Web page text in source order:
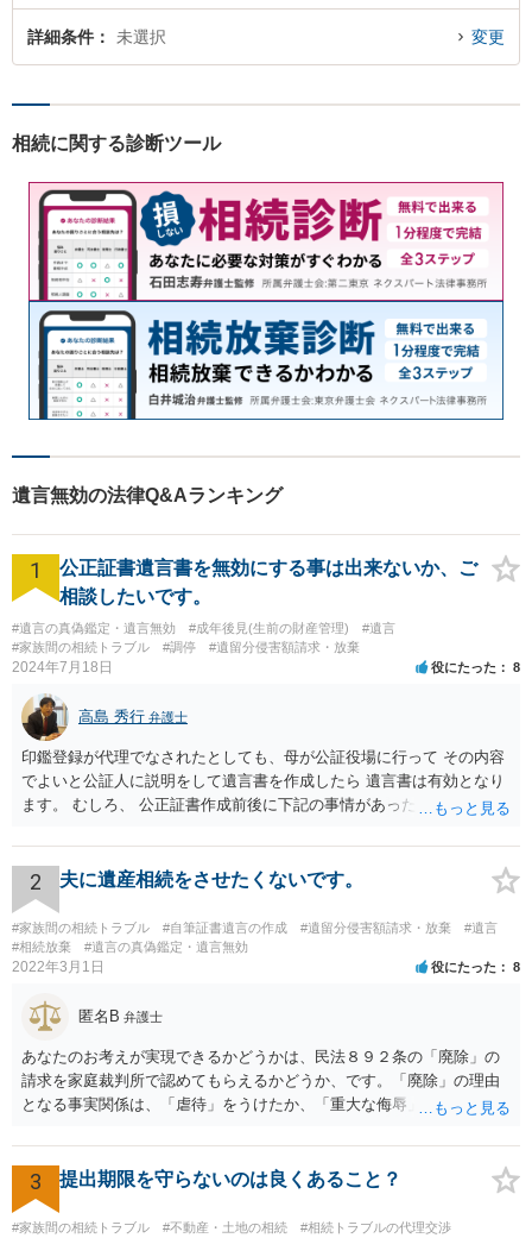
詳細条件 未選択 変更
相続に関する診断ツール
遺言無効の法律Q&Aランキング
1
公正証書遺言書を無効にする事は出来ないか、ご
相談したいです。
#遺言の真偽鑑定・遺言無効 #成年後見(生前の財産管理)
#遺言
#家族間の相続トラブル
#調停 #遺留分侵害額請求・放棄
2024年7月18日 役にたった 8
高島 秀行 弁護士
印鑑登録が代理でなされたとしても、母が公証役場に行って その内容
でよいと公証人に説明をして遺言書を作成したら 遺言書は有効となり
ます。 むしろ、 公正証書作成前後に下記の事情があったことが証明で
月に携帯が新しくなった母からの第一声は「ここにいたら殺される」
「面会に来てくれ」で、長男に聞くと「面会は出来ない。俺は携帯電
話の使い方を教える為に会っている」「母の話は聞かなくて良い」と
電話が切れました。その後の電話でも「食事に毒が入っている」「体
にチップが埋められている」等、おかしかったです。 当時の診療記
録、介護認定の資料、介護記録を取得して 弁護士に面談で相談された
2 夫に遺産相続をさせたくないです。
#家族間の相続トラブル #自筆証書遺言の作成 #遺留分侵害額請求・放棄
#遺言
#相続放棄
#遺言の真偽鑑定・遺言無効
2022年3月1日 役にたった 8
匿名B 弁護士
あなたのお考えが実現できるかどうかは、民法８９２条の「廃除」の
請求を家庭裁判所で認めてもらえるかどうか、です。「廃除」の理由
となる事実関係は、「虐待」をうけたか、「重大な侮辱」を受けた
「廃除」は遺言でも可能です（民法８９３条）。 弁護士に具体的な事
情を話して相談して、「廃除」が可能か、実際に法律相談を受けるこ
とをお勧めします。
3 提出期限を守らないのは良くあること？
#家族間の相続トラブル #不動産・土地の相続
#相続トラブルの代理交渉